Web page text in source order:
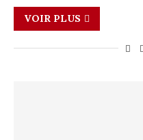
VOIR PLUS